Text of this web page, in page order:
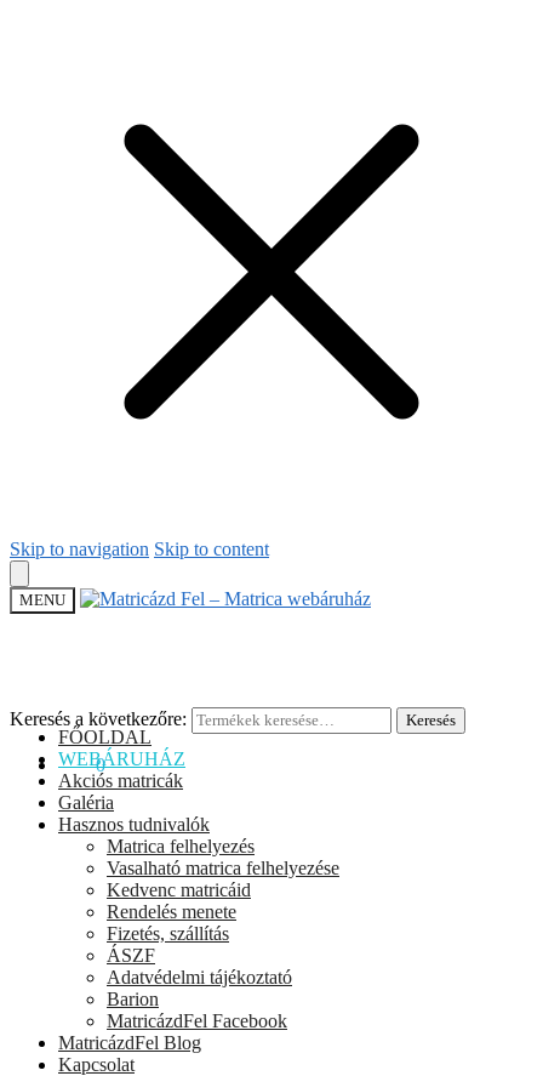
Skip to navigation Skip to content
MENU
Keresés a következőre: Keresés
0Ft 0
FŐOLDAL
WEBÁRUHÁZ
Akciós matricák
Galéria
Hasznos tudnivalók
Matrica felhelyezés
Vasalható matrica felhelyezése
Kedvenc matricáid
Rendelés menete
Fizetés, szállítás
ÁSZF
Adatvédelmi tájékoztató
Barion
MatricázdFel Facebook
MatricázdFel Blog
Kapcsolat